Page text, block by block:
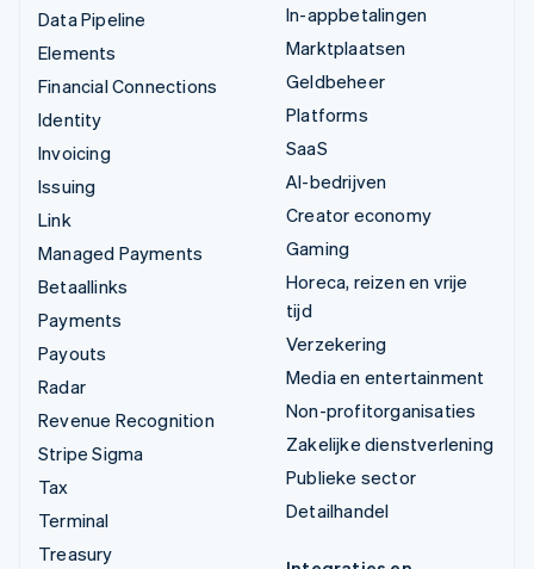
Data Pipeline
Elements
Financial Connections
Identity
Invoicing
Issuing
Link
Managed Payments
Betaallinks
Payments
Payouts
Radar
Revenue Recognition
Stripe Sigma
Tax
Terminal
Treasury
In-appbetalingen
Marktplaatsen
Geldbeheer
Platforms
SaaS
AI-bedrijven
Creator economy
Gaming
Horeca, reizen en vrije
tijd
Verzekering
Media en entertainment
Non-profitorganisaties
Zakelijke dienstverlening
Publieke sector
Detailhandel